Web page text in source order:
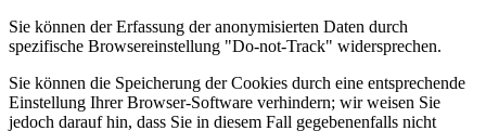
Sie können der Erfassung der anonymisierten Daten durch
spezifische Browsereinstellung "Do-not-Track" widersprechen.
Sie können die Speicherung der Cookies durch eine entsprechende
Einstellung Ihrer Browser-Software verhindern; wir weisen Sie
jedoch darauf hin, dass Sie in diesem Fall gegebenenfalls nicht